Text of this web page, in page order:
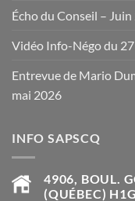
Écho du Conseil –
Vidéo Info-Négo du
Entrevue de Mario
mai 2026
INFO SAPSCQ
4906, BOUL.
(QUÉBEC)